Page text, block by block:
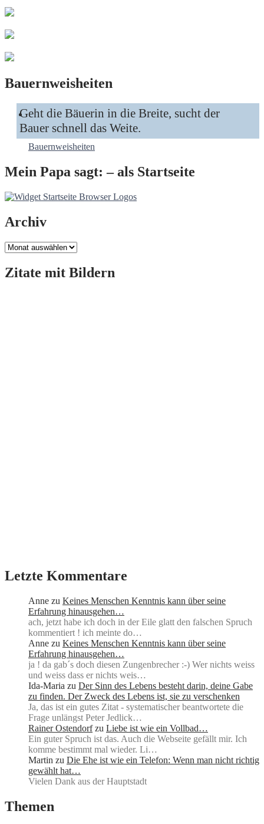
Bauernweisheiten
Geht die Bäuerin in die Breite, sucht der
Bauer schnell das Weite.
Bauernweisheiten
Mein Papa sagt: – als Startseite
Archiv
Archiv
Zitate mit Bildern
Letzte Kommentare
Anne zu Keines Menschen Kenntnis kann über seine
Erfahrung hinausgehen…
ach, jetzt habe ich doch in der Eile glatt den falschen Spruch
kommentiert ! ich meinte do…
Anne zu Keines Menschen Kenntnis kann über seine
Erfahrung hinausgehen…
ja ! da gab´s doch diesen Zungenbrecher :-) Wer nichts weiss
und weiss dass er nichts weis…
Ida-Maria zu Der Sinn des Lebens besteht darin, deine Gabe
zu finden. Der Zweck des Lebens ist, sie zu verschenken
Ja, das ist ein gutes Zitat - systematischer beantwortete die
Frage unlängst Peter Jedlick…
Rainer Ostendorf zu Liebe ist wie ein Vollbad…
Ein guter Spruch ist das. Auch die Webseite gefällt mir. Ich
komme bestimmt mal wieder. Li…
Martin zu Die Ehe ist wie ein Telefon: Wenn man nicht richtig
gewählt hat…
Vielen Dank aus der Hauptstadt
Themen